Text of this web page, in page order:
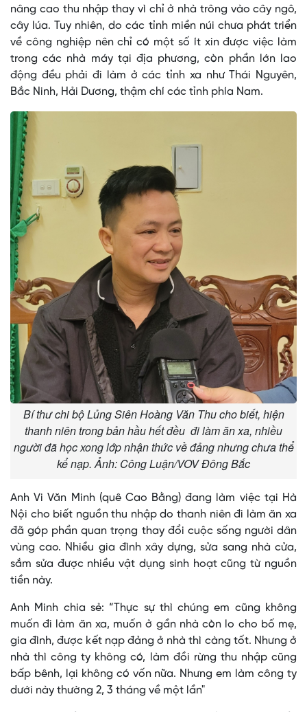
nâng cao thu nhập thay vì chỉ ở nhà trông vào cây ngô,
cây lúa. Tuy nhiên, do các tỉnh miền núi chưa phát triển
về công nghiệp nên chỉ có một số ít xin được việc làm
trong các nhà máy tại địa phương, còn phần lớn lao
động đều phải đi làm ở các tỉnh xa như Thái Nguyên,
Bắc Ninh, Hải Dương, thậm chí các tỉnh phía Nam.
Bí thư chi bộ Lủng Siên Hoàng Văn Thu cho biết, hiện
thanh niên trong bản hầu hết đều đi làm ăn xa, nhiều
người đã học xong lớp nhận thức về đảng nhưng chưa thể
kể nạp. Ảnh: Công Luận/VOV Đông Bắc
Anh Vi Văn Minh (quê Cao Bằng) đang làm việc tại Hà
Nội cho biết nguồn thu nhập do thanh niên đi làm ăn xa
đã góp phần quan trọng thay đổi cuộc sống người dân
vùng cao. Nhiều gia đình xây dựng, sửa sang nhà cửa,
sắm sửa được nhiều vật dụng sinh hoạt cũng từ nguồn
tiền này.
Anh Minh chia sẻ: “Thực sự thì chúng em cũng không
muốn đi làm ăn xa, muốn ở gần nhà còn lo cho bố mẹ,
gia đình, được kết nạp đảng ở nhà thì càng tốt. Nhưng ở
nhà thì công ty không có, làm đồi rừng thu nhập cũng
bấp bênh, lại không có vốn nữa. Nhưng em làm công ty
dưới này thường 2, 3 tháng về một lần"